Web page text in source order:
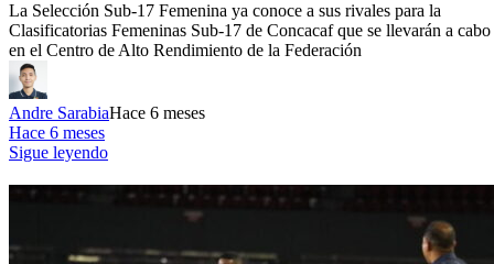
La Selección Sub-17 Femenina ya conoce a sus rivales para la
Clasificatorias Femeninas Sub-17 de Concacaf que se llevarán a cabo
en el Centro de Alto Rendimiento de la Federación
Andre SarabiaHace 6 meses
Hace 6 meses
Sigue leyendo